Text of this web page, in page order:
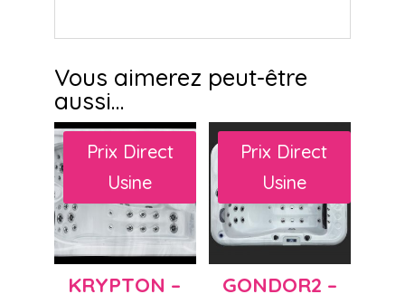
Vous aimerez peut-être
aussi…
Prix Direct
Usine
KRYPTON –
Prix Direct
Usine
GONDOR2 –